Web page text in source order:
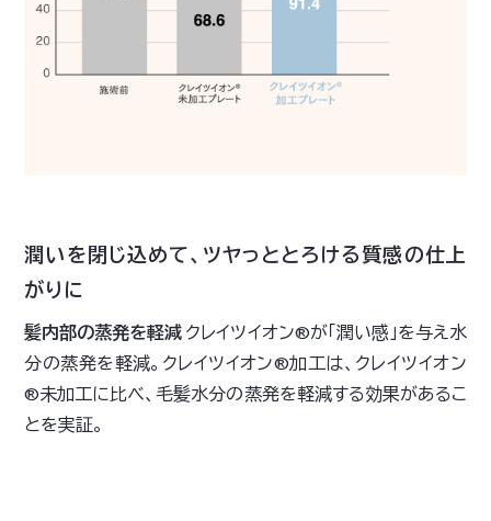
潤いを閉じ込めて、ツヤっととろける質感の仕上
がりに
髪内部の蒸発を軽減 クレイツイオン®が「潤い感」を与え水
分の蒸発を軽減。クレイツイオン®加工は、クレイツイオン
®未加工に比べ、毛髪水分の蒸発を軽減する効果があるこ
とを実証。